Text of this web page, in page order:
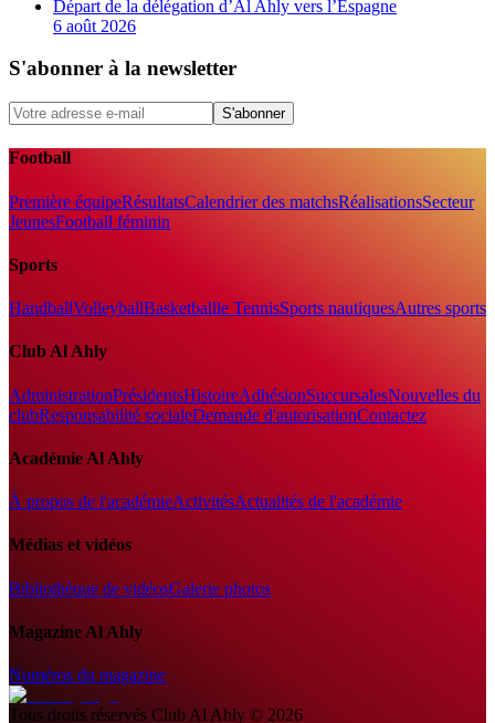
Départ de la délégation d’Al Ahly vers l’Espagne
6 août 2026
S'abonner à la newsletter
S'abonner
Football
Première équipeRésultatsCalendrier des matchsRéalisationsSecteur
JeunesFootball féminin
Sports
HandballVolleyballBasketballle TennisSports nautiquesAutres sports
Club Al Ahly
AdministrationPrésidentsHistoireAdhésionSuccursalesNouvelles du
clubResponsabilité socialeDemande d'autorisationContactez
Académie Al Ahly
À propos de l'académieActivitésActualités de l'académie
Médias et vidéos
Bibliothèque de vidéosGalerie photos
Magazine Al Ahly
Numéros du magazine
Tous droits réservés Club Al Ahly © 2026